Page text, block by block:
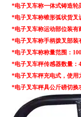
*电子叉车称一体式铸造轮
*电子叉车称锥形弧状货叉
*电子叉车称运动部位装有
*电子叉车称手柄拨叉部装
*电子叉车称称量范围：
*电子叉车秤传感器数量：
*电子叉车秤充电式，使用
*电子叉车秤具公斤磅切换